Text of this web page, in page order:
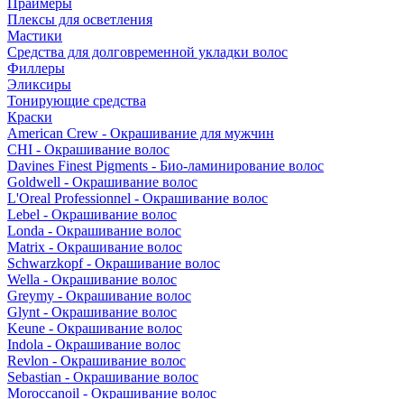
Праймеры
Плексы для осветления
Мастики
Средства для долговременной укладки волос
Филлеры
Эликсиры
Тонирующие средства
Краски
American Crew - Окрашивание для мужчин
CHI - Окрашивание волос
Davines Finest Pigments - Био-ламинирование волос
Goldwell - Окрашивание волос
L'Oreal Professionnel - Окрашивание волос
Lebel - Окрашивание волос
Londa - Окрашивание волос
Matrix - Окрашивание волос
Schwarzkopf - Окрашивание волос
Wella - Окрашивание волос
Greymy - Окрашивание волос
Glynt - Окрашивание волос
Keune - Окрашивание волос
Indola - Окрашивание волос
Revlon - Окрашивание волос
Sebastian - Окрашивание волос
Moroccanoil - Окрашивание волос